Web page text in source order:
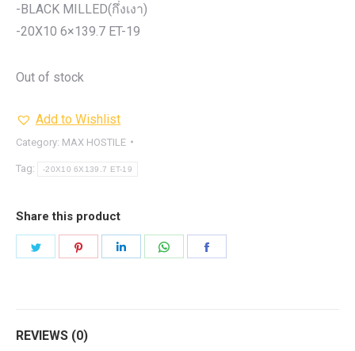
-BLACK MILLED(กึ่งเงา)
-20X10 6×139.7 ET-19
Out of stock
Add to Wishlist
Category: MAX HOSTILE
Tag: -20X10 6X139.7 ET-19
Share this product
REVIEWS (0)